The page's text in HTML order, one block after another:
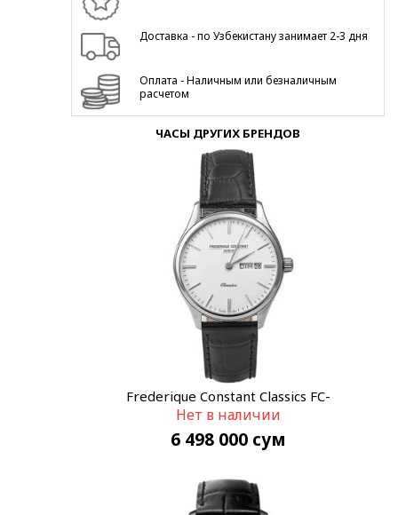
Доставка - по Узбекистану занимает 2-3 дня
Оплата - Наличным или безналичным
расчетом
ЧАСЫ ДРУГИХ БРЕНДОВ
Frederique Constant Classics FC-
225ST5B6
Нет в наличии
6 498 000 сум